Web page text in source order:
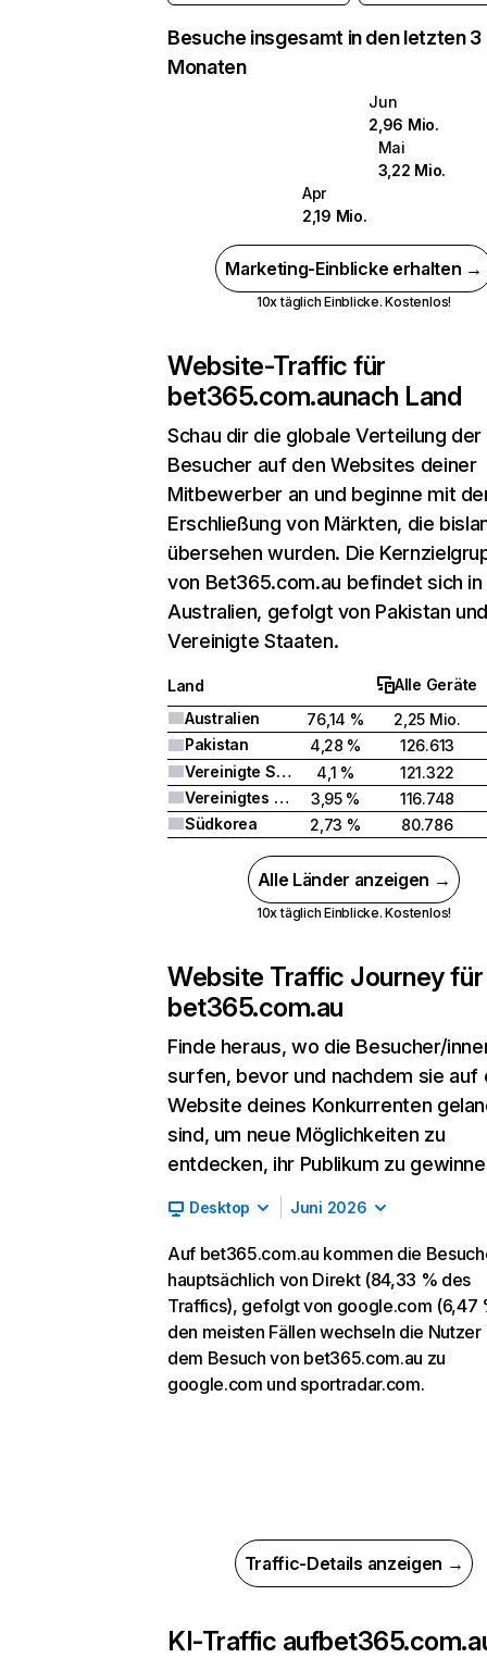
Besuche insgesamt in den letzten 3
Monaten
Jun
2,96 Mio.
Mai
3,22 Mio.
Apr
2,19 Mio.
Marketing-Einblicke erhalten →
10x täglich Einblicke. Kostenlos!
Website-Traffic für
bet365.com.aunach Land
Schau dir die globale Verteilung der
Besucher auf den Websites deiner
Mitbewerber an und beginne mit
Erschließung von Märkten, die
übersehen wurden. Die
von Bet365.com.au befindet sich in
Australien, gefolgt von Pakistan
Vereinigte Staaten.
Land
Alle Geräte
Australien
76,14 %
2,25 Mio.
Pakistan
4,28 %
126.613
Vereinigte Staaten
4,1 %
121.322
Vereinigtes Königreich
3,95 %
116.748
Südkorea
2,73 % 80.786
Alle Länder anzeigen →
10x täglich Einblicke. Kostenlos!
Website Traffic Journey für
bet365.com.au
Finde heraus, wo die Besucher/
surfen, bevor und nachdem sie auf
Website deines Konkurrenten
sind, um neue Möglichkeiten zu
entdecken, ihr Publikum zu
Desktop Juni 2026
Auf bet365.com.au kommen die
hauptsächlich von Direkt (84,33 % des
Traffics), gefolgt von google.com (6,47
den meisten Fällen wechseln die Nutzer
dem Besuch von bet365.com.au zu
google.com und sportradar.com.
Traffic-Details anzeigen →
KI-Traffic auf